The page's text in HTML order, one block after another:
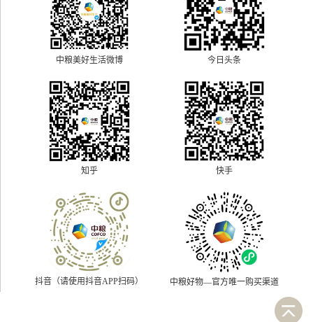
中粮美好生活微博 今日头条
知乎 快手
抖音（请使用抖音APP扫码） 中粮好物—官方唯一购买渠道